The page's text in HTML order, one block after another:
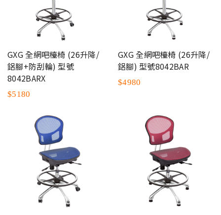
GXG 全網吧檯椅 (26升降/
鋁腳+防刮輪) 型號
8042BARX
$5180
GXG 全網吧檯椅 (26升降/
鋁腳) 型號8042BAR
$4980